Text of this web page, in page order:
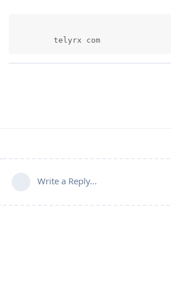
        telyrx com
Write a Reply...